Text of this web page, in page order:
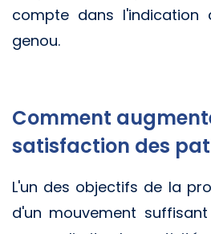
compte dans l'indication
genou.
Comment
satisfaction des
L'un des objectifs de la
d'un mouvement